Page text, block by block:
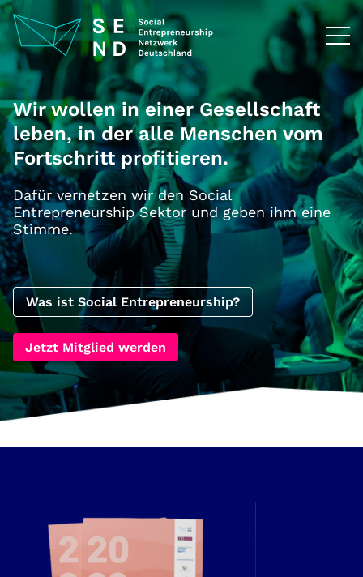
Zum
Inhalt
springen
Wir wollen in einer Gesellschaft
leben, in der alle Menschen vom
Fortschritt profitieren.
Dafür vernetzen wir den Social
Entrepreneurship Sektor und geben ihm eine
Stimme.
Was ist Social Entrepreneurship?
Jetzt Mitglied werden